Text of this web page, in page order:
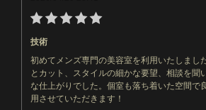
技術
初めてメンズ専門の美容室を利用いたしまし
とカット、スタイルの細かな要望、相談を聞
な仕上がりでした。個室も落ち着いた空間で
用させていただきます！